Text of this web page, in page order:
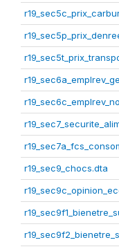
r19_sec9_chocs.dta